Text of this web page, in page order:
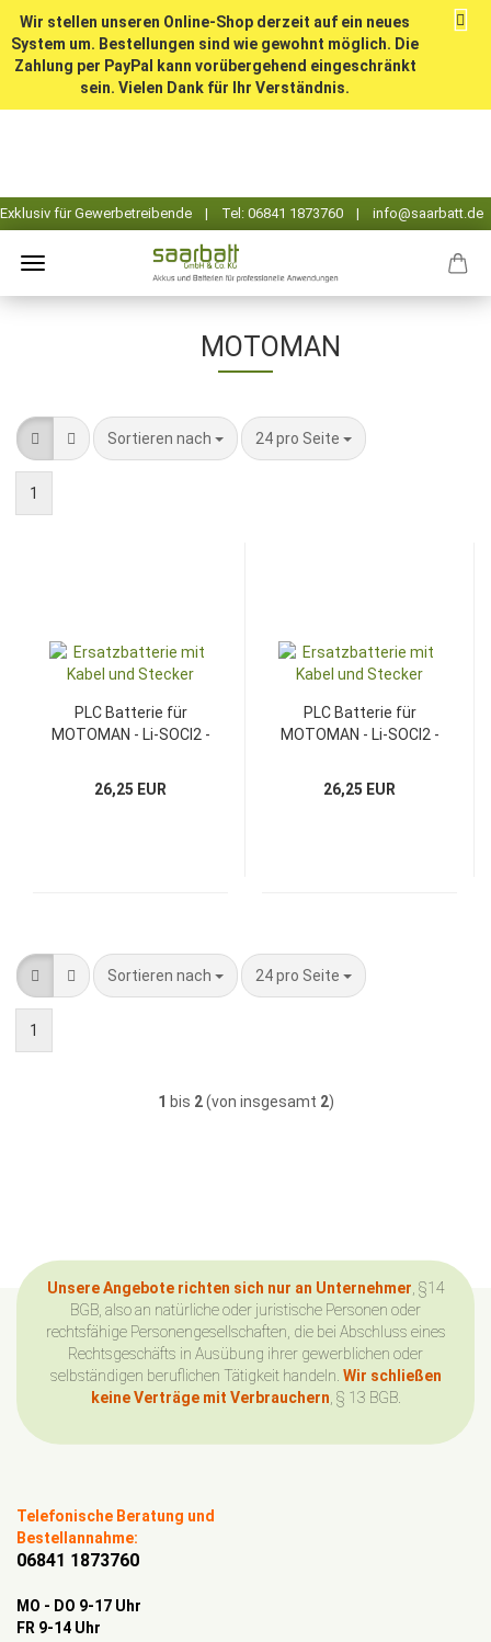
Wir stellen unseren Online-Shop derzeit auf ein neues
System um. Bestellungen sind wie gewohnt möglich. Die
Zahlung per PayPal kann vorübergehend eingeschränkt
sein. Vielen Dank für Ihr Verständnis.
MOTOMAN
Sortieren nach
Sortieren nach 24 pro Seite
pro Seite
1
PLC Batterie für
MOTOMAN - Li-SOCI2 -
26,25 EUR
PLC Batterie für
MOTOMAN - Li-SOCI2 -
26,25 EUR
Sortieren nach
Sortieren nach 24 pro Seite
pro Seite
1
1 bis 2(von insgesamt 2)
Unsere Angebote richten sich nur an Unternehmer , §14
BGB, also an natürliche oder juristische Personen oder
rechtsfähige Personengesellschaften, die bei Abschluss eines
Rechtsgeschäfts in Ausübung ihrer gewerblichen oder
selbständigen beruflichen Tätigkeit handeln. Wir schließen
keine Verträge mit Verbrauchern , § 13 BGB.
Telefonische Beratung und
Bestellannahme:
06841 1873760
MO - DO 9-17 Uhr
FR 9-14 Uhr